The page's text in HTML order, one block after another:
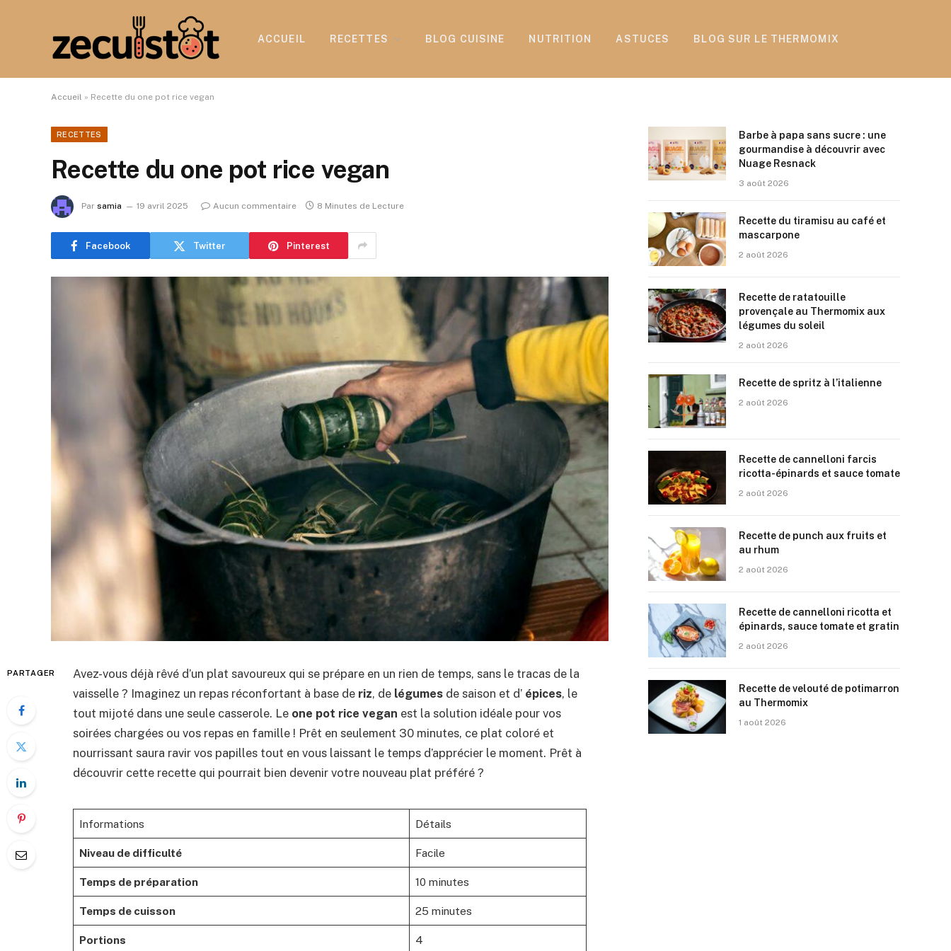
ACCUEIL RECETTES BLOG CUISINE NUTRITION ASTUCES BLOG SUR LE THERMOMIX
Accueil » Recette du one pot rice vegan
RECETTES
Recette du one pot rice vegan
Par samia 19 avril 2025 Aucun commentaire 8 Minutes de Lecture
Facebook Twitter Pinterest
PARTAGER
Avez-vous déjà rêvé d’un plat savoureux qui se prépare en un rien de temps, sans le tracas de la
vaisselle ? Imaginez un repas réconfortant à base de riz, de légumes de saison et d’ épices, le
tout mijoté dans une seule casserole. Le one pot rice vegan est la solution idéale pour vos
soirées chargées ou vos repas en famille ! Prêt en seulement 30 minutes, ce plat coloré et
nourrissant saura ravir vos papilles tout en vous laissant le temps d’apprécier le moment. Prêt à
découvrir cette recette qui pourrait bien devenir votre nouveau plat préféré ?
Informations Détails
Niveau de difficulté Facile
Temps de préparation 10 minutes
Temps de cuisson 25 minutes
Portions 4
Barbe à papa sans sucre : une
gourmandise à découvrir avec
Nuage Resnack
3 août 2026
Recette du tiramisu au café et
mascarpone
2 août 2026
Recette de ratatouille
provençale au Thermomix aux
légumes du soleil
2 août 2026
Recette de spritz à l’italienne
2 août 2026
Recette de cannelloni farcis
ricotta-épinards et sauce tomate
2 août 2026
Recette de punch aux fruits et
au rhum
2 août 2026
Recette de cannelloni ricotta et
épinards, sauce tomate et gratin
2 août 2026
Recette de velouté de potimarron
au Thermomix
1 août 2026